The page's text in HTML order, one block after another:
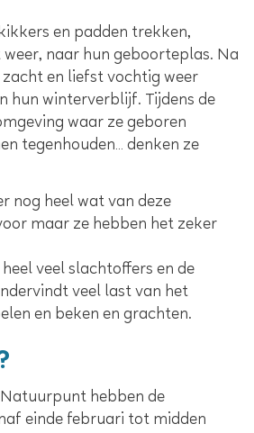
en padden trekken,
naar hun geboorteplas. Na
en liefst vochtig weer
hun winterverblijf. Tijdens de
waar ze geboren
tegenhouden… denken ze
nog heel wat van deze
maar ze hebben het zeker
veel slachtoffers en de
veel last van het
en beken en grachten.
hebben de
einde februari tot midden